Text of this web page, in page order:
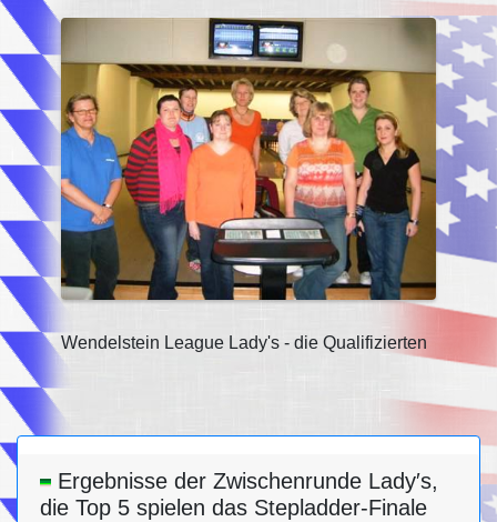
Wendelstein League Lady's - die Qualifizierten
Ergebnisse der Zwischenrunde Lady′s,
die Top 5 spielen das Stepladder-Finale